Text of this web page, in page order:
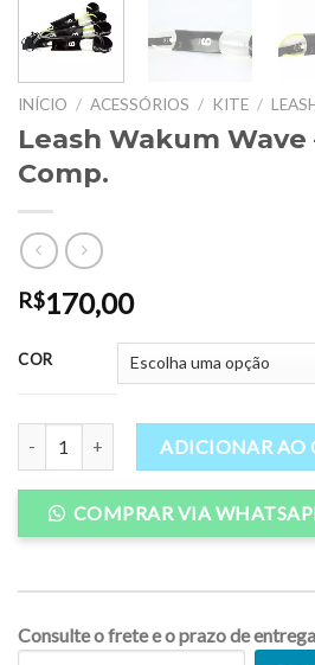
INÍCIO / ACESSÓRIOS / KITE /
Leash Wakum Wave
Comp.
R$170,00
COR
Leash Wakum Wave - 6' 5mm Comp.
ADICIONAR AO
COMPRAR VIA
Consulte o frete e o prazo de